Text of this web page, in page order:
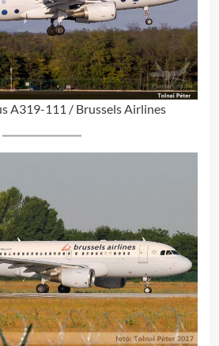
A319-111 / Brussels Airlines